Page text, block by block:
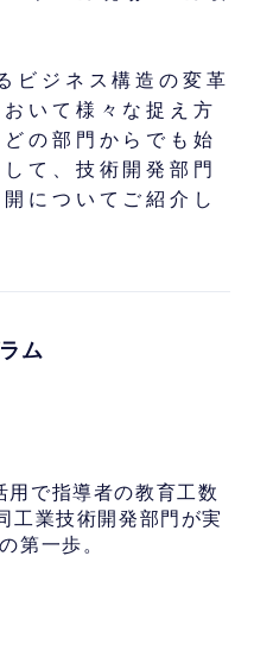
ビジネス構造の変革
いて様々な捉え方
の部門からでも始
て、技術開発部門
についてご紹介し
ム
用で指導者の教育工数
工業技術開発部門が実
第一歩。